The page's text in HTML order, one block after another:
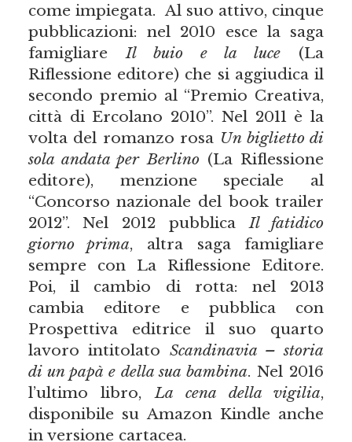
come impiegata. Al suo attivo, cinque
pubblicazioni: nel 2010 esce la saga
famigliareIl buio e la luce (La
Riflessione editore) che si aggiudica il
secondo premio al “Premio Creativa,
città di Ercolano 2010”. Nel 2011 è la
volta del romanzo rosa Un biglietto di
sola andata per Berlino(La Riflessione
editore), menzione speciale al
“Concorso nazionale del book trailer
2012”. Nel 2012 pubblicaIl fatidico
giorno prima, altra saga famigliare
sempre con La Riflessione Editore.
Poi, il cambio di rotta: nel 2013
cambia editore e pubblica con
Prospettiva editrice il suo quarto
lavoro intitolato Scandinavia – storia
di un papà e della sua bambina. Nel 2016
l’ultimo libro,La cena della vigilia,
disponibile su Amazon Kindle anche
in versione cartacea.